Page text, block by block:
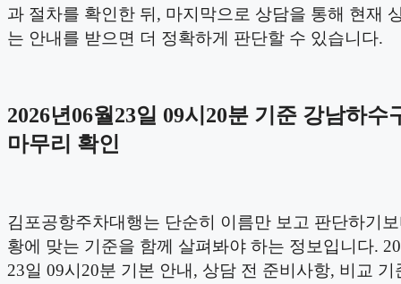
과 절차를 확인한 뒤, 마지막으로 상담을 통해 현재
는 안내를 받으면 더 정확하게 판단할 수 있습니다.
2026년06월23일 09시20분 기준 강남하수
마무리 확인
김포공항주차대행는 단순히 이름만 보고 판단하기
황에 맞는 기준을 함께 살펴봐야 하는 정보입니다.
23일 09시20분 기본 안내, 상담 전 준비사항, 비교 기